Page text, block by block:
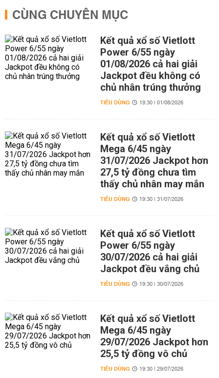
CÙNG CHUYÊN MỤC
Kết quả xổ số Vietlott
Power 6/55 ngày
01/08/2026 cả hai giải
Jackpot đều không có
chủ nhân trúng thưởng
TIÊU DÙNG 19:30 | 01/08/2026
Kết quả xổ số Vietlott
Mega 6/45 ngày
31/07/2026 Jackpot hơn
27,5 tỷ đồng chưa tìm
thấy chủ nhân may mắn
TIÊU DÙNG 19:30 | 31/07/2026
Kết quả xổ số Vietlott
Power 6/55 ngày
30/07/2026 cả hai giải
Jackpot đều vắng chủ
TIÊU DÙNG 19:30 | 30/07/2026
Kết quả xổ số Vietlott
Mega 6/45 ngày
29/07/2026 Jackpot hơn
25,5 tỷ đồng vô chủ
TIÊU DÙNG 19:30 | 29/07/2026